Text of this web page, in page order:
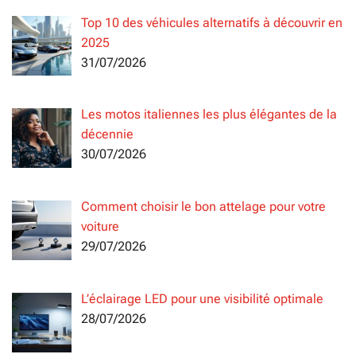
Top 10 des véhicules alternatifs à découvrir en
2025
31/07/2026
Les motos italiennes les plus élégantes de la
décennie
30/07/2026
Comment choisir le bon attelage pour votre
voiture
29/07/2026
L’éclairage LED pour une visibilité optimale
28/07/2026